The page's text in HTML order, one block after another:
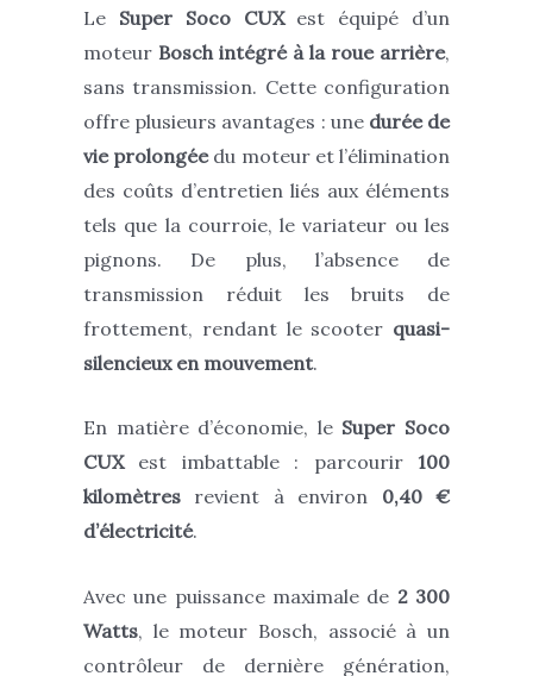
Le Super Soco CUXest équipé d’un
moteur Bosch intégré à la roue arrière,
sans transmission. Cette configuration
offre plusieurs avantages : une durée de
vie prolongéedu moteur et l’élimination
des coûts d’entretien liés aux éléments
tels que la courroie, le variateur ou les
pignons. De plus, l’absence de
transmission réduit les bruits de
frottement, rendant le scooter quasi-
silencieux en mouvement.
En matière d’économie, le Super Soco
CUXest imbattable : parcourir 100
kilomètres revient à environ 0,40 €
d’électricité.
Avec une puissance maximale de 2 300
Watts, le moteur Bosch, associé à un
contrôleur de dernière génération,